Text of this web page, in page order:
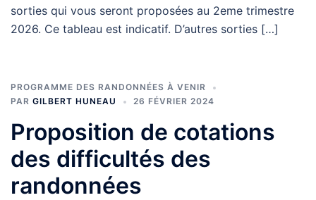
sorties qui vous seront proposées au 2eme trimestre
2026. Ce tableau est indicatif. D’autres sorties […]
PROGRAMME DES RANDONNÉES À VENIR
PAR GILBERT HUNEAU 26 FÉVRIER 2024
Proposition de cotations
des difficultés des
randonnées